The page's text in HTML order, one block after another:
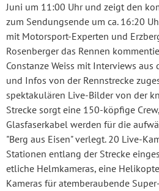
Juni um 11:00 Uhr und zeigt den
zum Sendungsende um ca. 16:20
mit Motorsport-Experten und
Rosenberger das Rennen
Constanze Weiss mit Interviews
und Infos von der Rennstrecke
spektakulären Live-Bilder von der
Strecke sorgt eine 150-köpfige
Glasfaserkabel werden für die
"Berg aus Eisen" verlegt. 20 Live-
Stationen entlang der Strecke
etliche Helmkameras, eine
Kameras für atemberaubende